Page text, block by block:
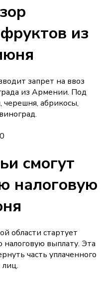
из
запрет на ввоз
из Армении. Под
абрикосы,
смогут
налоговую
области стартует
выплату. Эта
часть уплаченного
лиц.